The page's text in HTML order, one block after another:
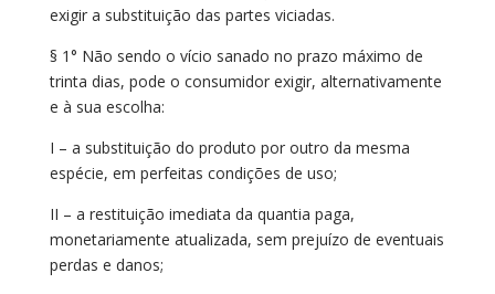
exigir a substituição das partes viciadas.
§ 1° Não sendo o vício sanado no prazo máximo de
trinta dias, pode o consumidor exigir, alternativamente
e à sua escolha:
I – a substituição do produto por outro da mesma
espécie, em perfeitas condições de uso;
II – a restituição imediata da quantia paga,
monetariamente atualizada, sem prejuízo de eventuais
perdas e danos;